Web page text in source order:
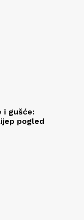
i gušće:
pogled